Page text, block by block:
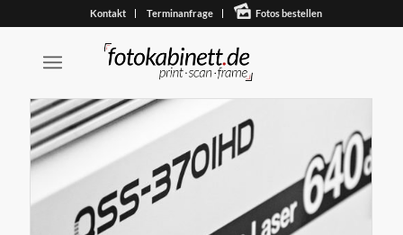
Kontakt Terminanfrage Fotos bestellen